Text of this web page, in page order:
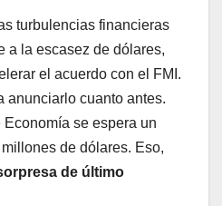
turbulencias financieras
a la escasez de dólares,
el acuerdo con el FMI.
anunciarlo cuanto antes.
se espera un
de dólares. Eso,
de último